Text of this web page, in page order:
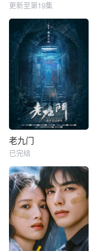
更新至第19集
老九门
已完结